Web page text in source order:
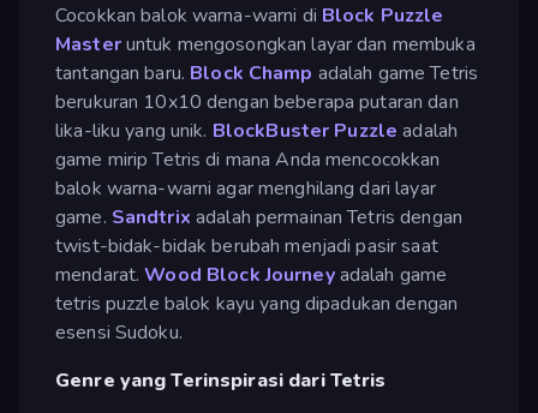
Cocokkan balok warna-warni di Block Puzzle
Masteruntuk mengosongkan layar dan membuka
tantangan baru. Block Champ adalah game Tetris
berukuran 10x10 dengan beberapa putaran dan
lika-liku yang unik. BlockBuster Puzzle adalah
game mirip Tetris di mana Anda mencocokkan
balok warna-warni agar menghilang dari layar
game. Sandtrix adalah permainan Tetris dengan
twist-bidak-bidak berubah menjadi pasir saat
mendarat.Wood Block Journeyadalah game
tetris puzzle balok kayu yang dipadukan dengan
esensi Sudoku.
Genre yang Terinspirasi dari Tetris